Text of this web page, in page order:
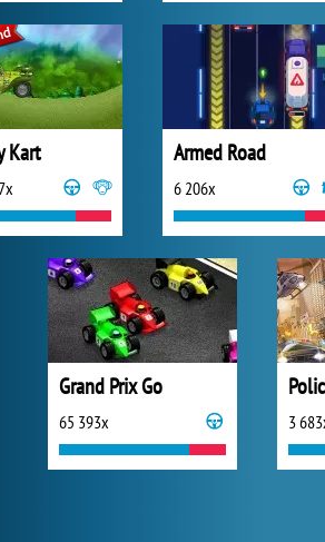
Kart Armed Road
6 206x
Grand Prix Go
65 393x 3